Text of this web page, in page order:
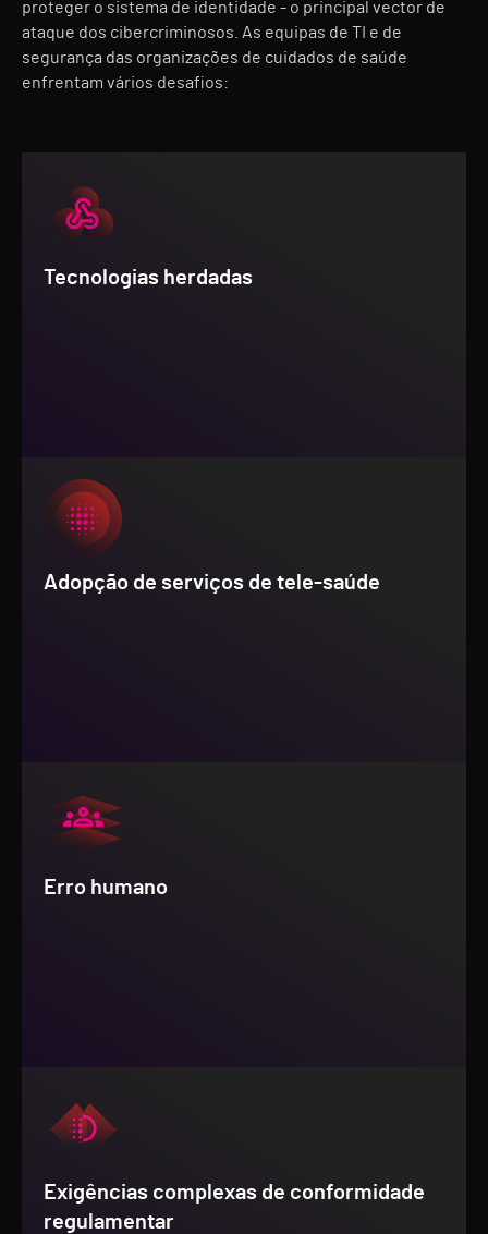
proteger o sistema de identidade - o principal vector de
ataque dos cibercriminosos. As equipas de TI e de
segurança das organizações de cuidados de saúde
enfrentam vários desafios:
Tecnologias herdadas
Adopção de serviços de tele-saúde
Erro humano
Exigências complexas de conformidade
regulamentar